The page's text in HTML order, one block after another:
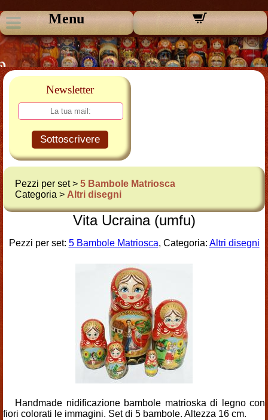
Menu
Newsletter
Sottoscrivere
Pezzi per set > 5 Bambole Matriosca
Categoria > Altri disegni
Vita Ucraina (umfu)
Pezzi per set: 5 Bambole Matriosca, Categoria: Altri disegni
Handmade nidificazione bambole matrioska di legno con
fiori colorati le immagini. Set di 5 bambole. Altezza 16 cm.